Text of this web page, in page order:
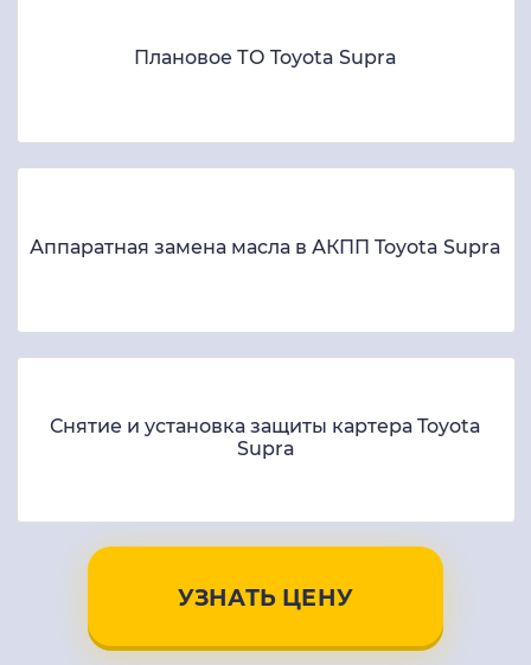
Плановое ТО Toyota Supra
Аппаратная замена масла в АКПП Toyota Supra
Снятие и установка защиты картера Toyota
Supra
УЗНАТЬ ЦЕНУ